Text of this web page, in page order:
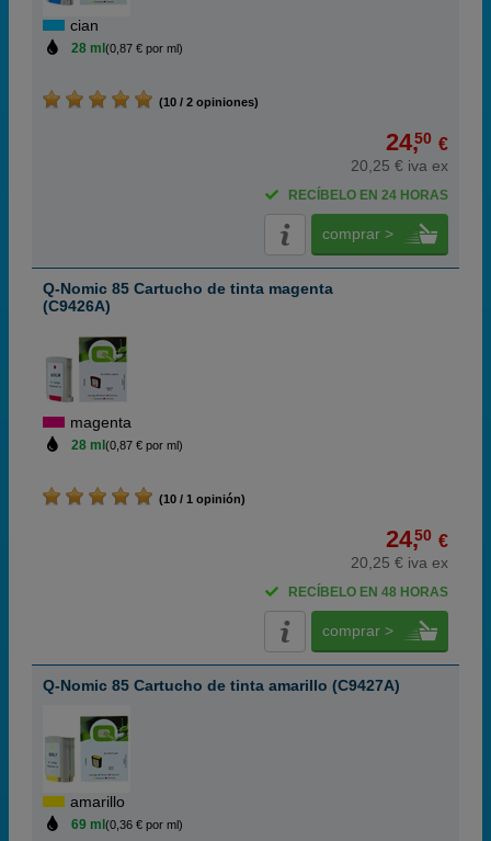
cian
28 ml (0,87 € por ml)
(10 / 2 opiniones)
24,50 €
20,25 € iva ex
RECÍBELO EN 24 HORAS
comprar >
Q-Nomic 85 Cartucho de tinta magenta
(C9426A)
magenta
28 ml (0,87 € por ml)
(10 / 1 opinión)
24,50 €
20,25 € iva ex
RECÍBELO EN 48 HORAS
comprar >
Q-Nomic 85 Cartucho de tinta amarillo (C9427A)
amarillo
69 ml (0,36 € por ml)